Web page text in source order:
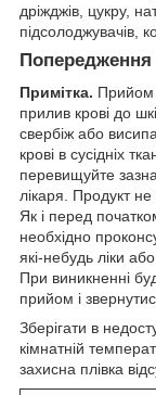
дріжджів, цукру,
підсолоджувачів,
Попередження
Примітка. Прийом
прилив крові до
свербіж або
крові в сусідніх
перевищуйте
лікаря. Продукт не
Як і перед
необхідно
які-небудь ліки
При виникненні
прийом і
Зберігати в
кімнатній
захисна плівка